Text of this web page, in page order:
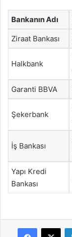
Bankanın Adı
Ziraat Bankası
Halkbank
Garanti BBVA
Şekerbank
İş Bankası
Yapı Kredi
Bankası
Facebook
X